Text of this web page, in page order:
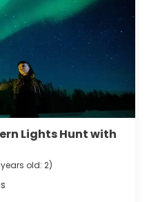
Lights Hunt with
old: 2)